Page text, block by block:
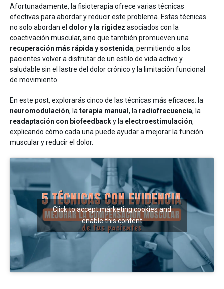
Afortunadamente, la fisioterapia ofrece varias técnicas
efectivas para abordar y reducir este problema. Estas técnicas
no solo abordan el dolor y la rigidez asociados con la
coactivación muscular, sino que también promueven una
recuperación más rápida y sostenida, permitiendo a los
pacientes volver a disfrutar de un estilo de vida activo y
saludable sin el lastre del dolor crónico y la limitación funcional
de movimiento.
En este post, explorarás cinco de las técnicas más eficaces: la
neuromodulación, la terapia manual , la radiofrecuencia, la
readaptación con biofeedbacky la electroestimulación,
explicando cómo cada una puede ayudar a mejorar la función
muscular y reducir el dolor.
Click to accept márketing cookies and
enable this content